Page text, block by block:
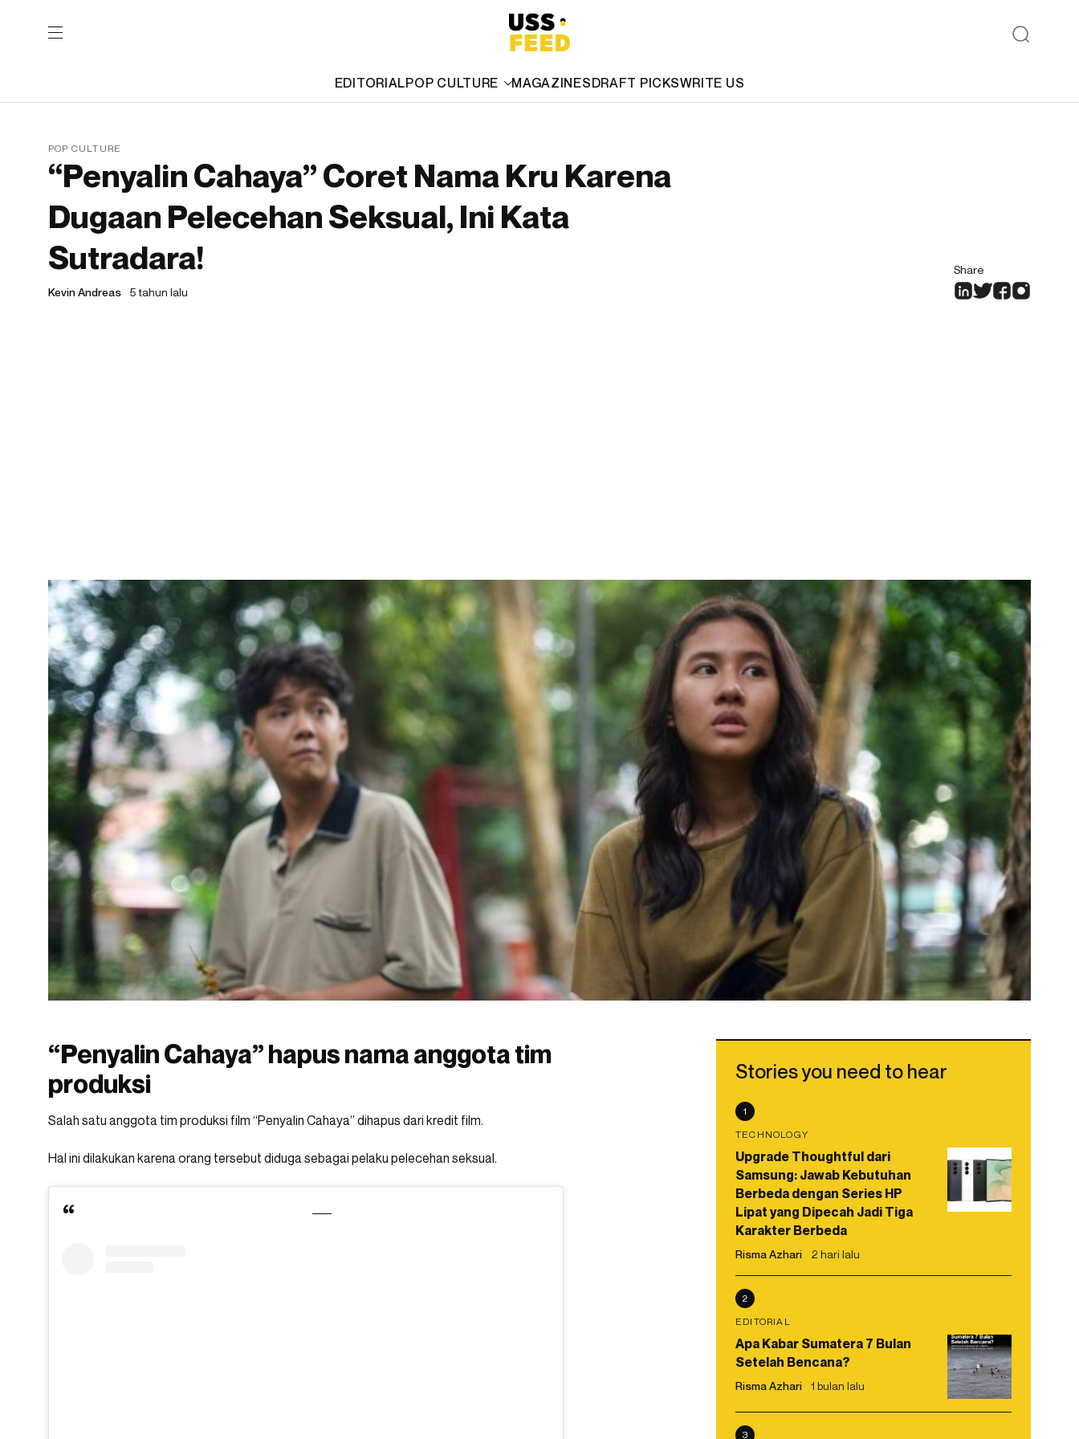
EDITORIALPOP CULTURE MAGAZINESDRAFT PICKSWRITE US
POP CULTURE
“Penyalin Cahaya” Coret Nama Kru Karena
Dugaan Pelecehan Seksual, Ini Kata
Sutradara!
Kevin Andreas 5 tahun lalu
Share
“Penyalin Cahaya” hapus nama anggota tim
produksi
Salah satu anggota tim produksi film “Penyalin Cahaya” dihapus dari kredit film.
Hal ini dilakukan karena orang tersebut diduga sebagai pelaku pelecehan seksual.
Stories you need to hear
1
TECHNOLOGY
Upgrade Thoughtful dari
Samsung: Jawab Kebutuhan
Berbeda dengan Series HP
Lipat yang Dipecah Jadi Tiga
Karakter Berbeda
Risma Azhari 2 hari lalu
2
EDITORIAL
Apa Kabar Sumatera 7 Bulan
Setelah Bencana?
Risma Azhari 1 bulan lalu
3